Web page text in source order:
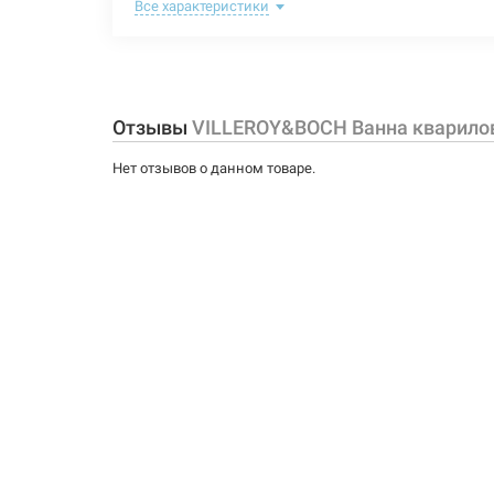
Размер:
Тип монтажа:
Все характеристики
Отзывы VILLEROY&BOCH Ванна
Нет отзывов о данном товаре.